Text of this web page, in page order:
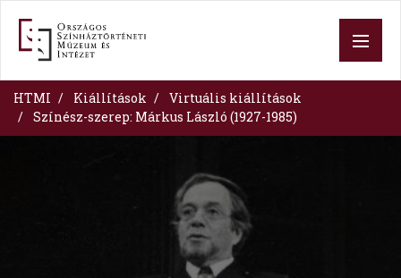
content
HTMI Kiállítások
Virtuális kiállítások
Színész-szerep: Márkus László (1927-1985)